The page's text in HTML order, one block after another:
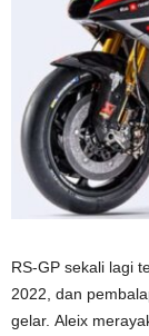
RS-GP sekali lagi
2022, dan
gelar. Aleix